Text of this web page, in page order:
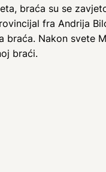
braća su se
fra Andrija
braća. Nakon svete
braći.